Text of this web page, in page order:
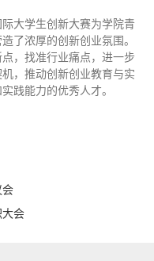
大学生创新大赛为学院青
了浓厚的创新创业氛围。
，找准行业痛点，进一步
，推动创新创业教育与实
践能力的优秀人才。
会